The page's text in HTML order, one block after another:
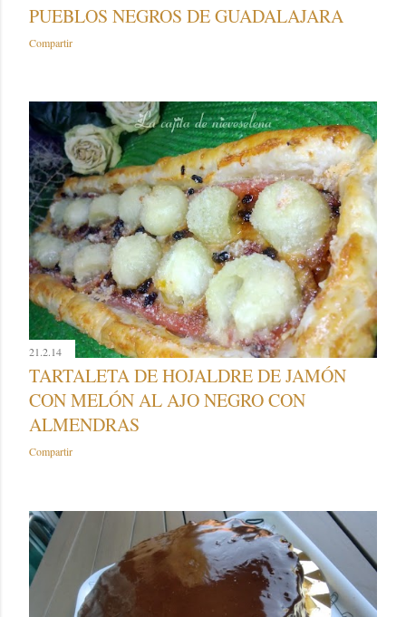
PUEBLOS NEGROS DE GUADALAJARA
Compartir
21.2.14
TARTALETA DE HOJALDRE DE JAMÓN
CON MELÓN AL AJO NEGRO CON
ALMENDRAS
Compartir